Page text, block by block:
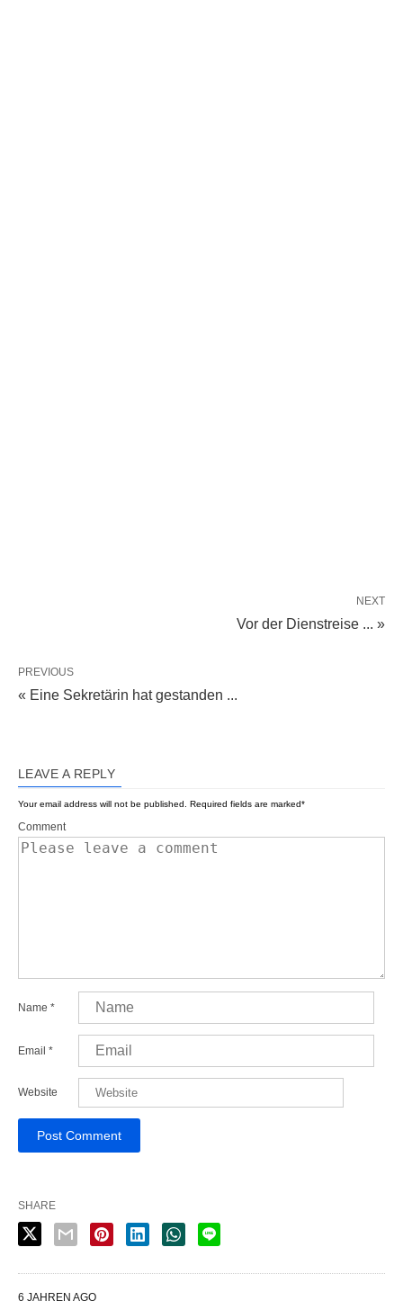
NEXT
Vor der Dienstreise ... »
PREVIOUS
« Eine Sekretärin hat gestanden ...
LEAVE A REPLY
Your email address will not be published. Required fields are marked*
Comment
Name *
Email *
Website
SHARE
6 JAHREN AGO